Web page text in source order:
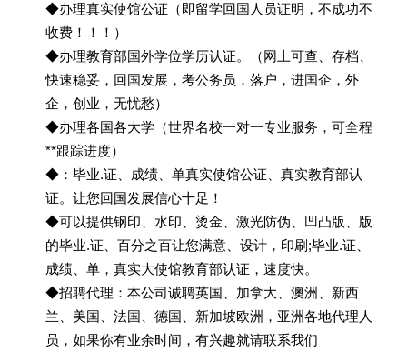
◆办理真实使馆公证（即留学回国人员证明，不成功不
收费！！！）
◆办理教育部国外学位学历认证。（网上可查、存档、
快速稳妥，回国发展，考公务员，落户，进国企，外
企，创业，无忧愁）
◆办理各国各大学（世界名校一对一专业服务，可全程
**跟踪进度）
◆：毕业.证、成绩、单真实使馆公证、真实教育部认
证。让您回国发展信心十足！
◆可以提供钢印、水印、烫金、激光防伪、凹凸版、版
的毕业.证、百分之百让您满意、设计，印刷;毕业.证、
成绩、单，真实大使馆教育部认证，速度快。
◆招聘代理：本公司诚聘英国、加拿大、澳洲、新西
兰、美国、法国、德国、新加坡欧洲，亚洲各地代理人
员，如果你有业余时间，有兴趣就请联系我们